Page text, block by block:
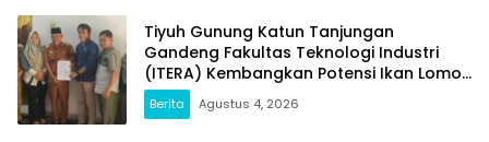
Tiyuh Gunung Katun Tanjungan
Gandeng Fakultas Teknologi Industri
(ITERA) Kembangkan Potensi Ikan Lomou
Menjadi Prodak Unggulan
Berita Agustus 4, 2026